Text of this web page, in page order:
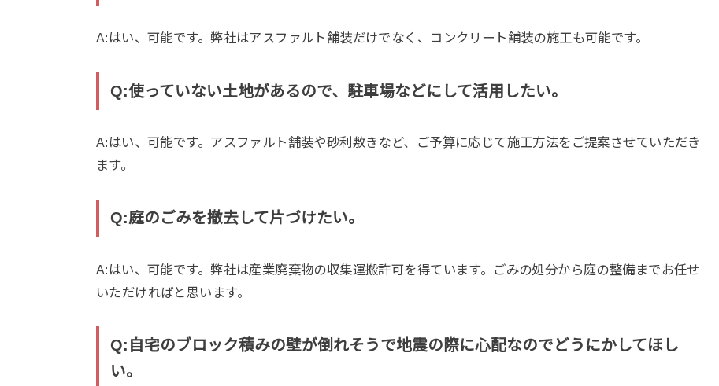
A:はい、可能です。弊社はアスファルト舗装だけでなく、コンクリート舗装の施工も可能です。
Q:使っていない土地があるので、駐車場などにして活用したい。
A:はい、可能です。アスファルト舗装や砂利敷きなど、ご予算に応じて施工方法をご提案させていただき
ます。
Q:庭のごみを撤去して片づけたい。
A:はい、可能です。弊社は産業廃棄物の収集運搬許可を得ています。ごみの処分から庭の整備までお任せ
いただければと思います。
Q:自宅のブロック積みの壁が倒れそうで地震の際に心配なのでどうにかしてほし
い。